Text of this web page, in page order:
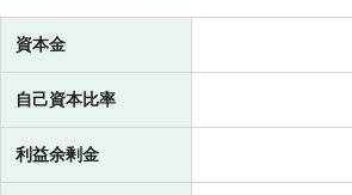
資本金
自己資本比率
利益余剰金